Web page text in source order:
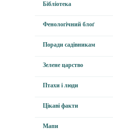
Бібліотека
Фенологічний блоґ
Поради садівникам
Зелене царство
Птахи і люди
Цікаві факти
Мапи